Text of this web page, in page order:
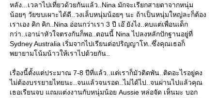
หลัง...เวลาไปเที่ยวด้วยกันแล้ว..Nina มักจะเรียกสายตาจากหนุ่ม
น้อยๆ วัยขบเผาะได้ดี..วงเล็บหนุ่มน้อยๆ นะ ถ้าเป็นหนุ่มใหญ่ละก็ต้อง
เราเอง คิก คิก..Nina อ่อนกว่าเรา 3 ปี เอ๊ ยังไง..คบแต่เพื่อนเด็ก
กว่า..เอาน่าหัวใจตรงกันก็พอ..ตอนนี้ Nina ไปลงหลักปักฐานอยู่ที่
Sydney Australia เริ่มจากไปเรียนต่อปริญญาโท..ซึ่งคุณเธอก็
พยายามโน้มน้าวให้เราไปด้วยกัน..
เรื่องนี้ตั้งแต่ประมาณ 7-8 ปีที่แล้ว..แต่เราก็มัวติดพัน..ติดอะไรอยู่คง
ไม่ต้องบรรยายไทยนะ..จนแล้วจนรอด..ไม่ได้ไป..จนผ่านไปแล้วคุณ
เธอเรียนจบ แถมแต่งงานกับหนุ่มน้อย Aussie หล่อจัด เห็นมะ บอก